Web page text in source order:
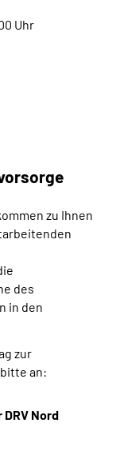
Uhr
zu Ihnen
des
in den
zur
an:
Nord